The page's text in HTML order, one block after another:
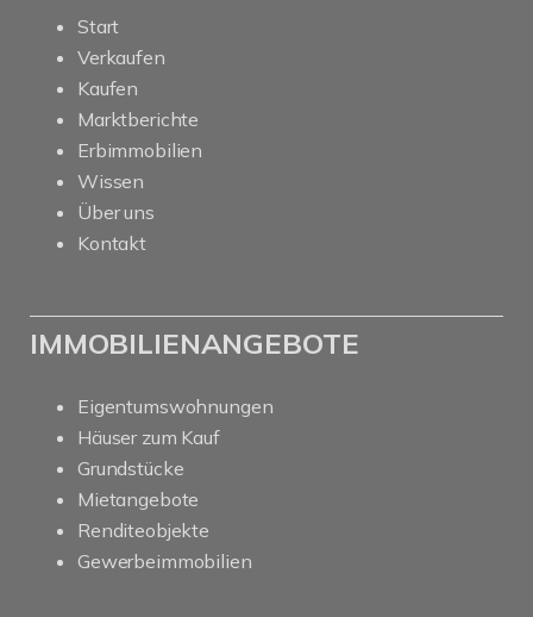
Start
Verkaufen
Kaufen
Marktberichte
Erbimmobilien
Wissen
Über uns
Kontakt
IMMOBILIENANGEBOTE
Eigentumswohnungen
Häuser zum Kauf
Grundstücke
Mietangebote
Renditeobjekte
Gewerbeimmobilien